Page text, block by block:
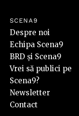
SCENA9
Despre noi
Echipa Scena9
BRD și Scena9
Vrei să publici pe
Scena9?
Newsletter
Contact